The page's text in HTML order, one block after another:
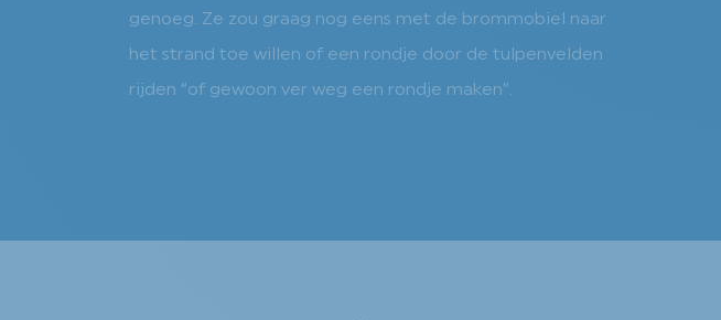
genoeg. Ze zou graag nog eens met de brommobiel naar
het strand toe willen of een rondje door de tulpenvelden
rijden “of gewoon ver weg een rondje maken”.